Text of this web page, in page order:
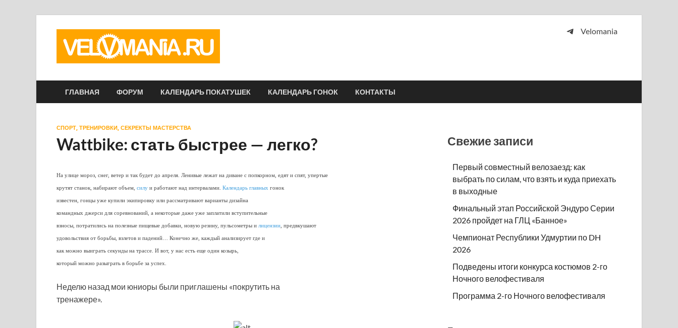
Velomania
ГЛАВНАЯ ФОРУМ КАЛЕНДАРЬ ПОКАТУШЕК КАЛЕНДАРЬ ГОНОК КОНТАКТЫ
СПОРТ, ТРЕНИРОВКИ, СЕКРЕКТЫ МАСТЕРСТВА
Wattbike: стать быстрее — легко?
На улице мороз, снег, ветер и так будет до апреля. Ленивые лежат на диване с попкорном, едят и спят, упертые
крутят станок, набирают объем, силу и работают над интервалами. Календарь главных гонок
известен, гонцы уже купили экипировку или рассматривают варианты дизайна
командных джерси для соревнований, а некоторые даже уже заплатили вступительные
взносы, потратились на полезные пищевые добавки, новую резину, пульсометры и лицензии , предвкушают
удовольствия от борьбы, взлетов и падений… Конечно же, каждый анализирует где и
как можно выиграть секунды на трассе. И вот, у нас есть еще один козырь,
который можно разыграть в борьбе за успех.
Неделю назад мои юниоры были приглашены «покрутить на
тренажере».
Свежие записи
Первый совместный велозаезд: как
выбрать по силам, что взять и куда приехать
в выходные
Финальный этап Российской Эндуро Серии
2026 пройдет на ГЛЦ «Банное»
Чемпионат Республики Удмуртии по DH
2026
Подведены итоги конкурса костюмов 2-го
Ночного велофестиваля
Программа 2-го Ночного велофестиваля